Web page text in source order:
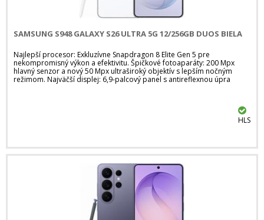
SAMSUNG S948 GALAXY S26 ULTRA 5G 12/256GB DUOS BIELA
Najlepší procesor: Exkluzívne Snapdragon 8 Elite Gen 5 pre
nekompromisný výkon a efektivitu. Špičkové fotoaparáty: 200 Mpx
hlavný senzor a nový 50 Mpx ultraširoký objektív s lepším nočným
režimom. Najväčší displej: 6,9-palcový panel s antireflexnou úpra
HLS